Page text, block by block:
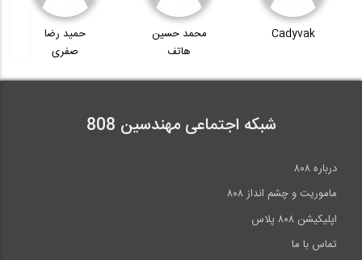
محمد حسین
حمید رضا
حمید صفری
شبکه اجتماعی مهندسین 808
درباره ۸۰۸
ماموریت و چشم انداز ۸۰۸
اپلیکیشن ۸۰۸ پلاس
تماس با ما